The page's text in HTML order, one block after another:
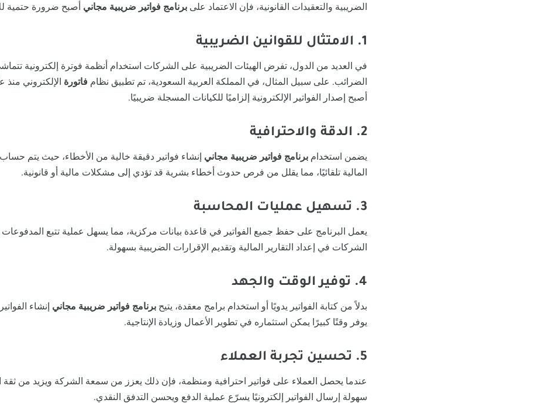
الضريبية والتعقيدات القانونية، فإن الاعتماد علىبرنامج فواتير ضريبية مجاني أصبح ضرورة حتمية
1. الامتثال للقوانين الضريبية
في العديد من الدول، تفرض الهيئات الضريبية على الشركات استخدام أنظمة فوترة إلكترونية
الضرائب. على سبيل المثال، في المملكة العربية السعودية، تم تطبيق نظامفاتورة
أصبح إصدار الفواتير الإلكترونية إلزاميًا للكيانات المسجلة ضريبيًا.
2. الدقة والاحترافية
يضمن استخدامبرنامج فواتير ضريبية مجاني إنشاء فواتير دقيقة خالية من الأخطاء، حيث يتم
المالية تلقائيًا، مما يقلل من فرص حدوث أخطاء بشرية قد تؤدي إلى مشكلات مالية أو قانونية.
3. تسهيل عمليات المحاسبة
يعمل البرنامج على حفظ جميع الفواتير في قاعدة بيانات مركزية، مما يسهل عملية تتبع المدفوعات
الشركات في إعداد التقارير المالية وتقديم الإقرارات الضريبية بسهولة.
4. توفير الوقت والجهد
بدلاً من كتابة الفواتير يدويًا أو استخدام برامج معقدة، يتيحبرنامج فواتير ضريبية مجاني إنشاء
يوفر وقتًا كبيرًا يمكن استثماره في تطوير الأعمال وزيادة الإنتاجية.
5. تحسين تجربة العملاء
عندما يحصل العملاء على فواتير احترافية ومنظمة، فإن ذلك يعزز من سمعة الشركة ويزيد من ثقة
سهولة إرسال الفواتير إلكترونيًا يسرّع عملية الدفع ويحسن التدفق النقدي.